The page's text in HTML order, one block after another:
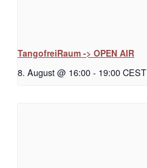
TangofreiRaum -> OPEN AIR
8. August @ 16:00- 19:00CEST